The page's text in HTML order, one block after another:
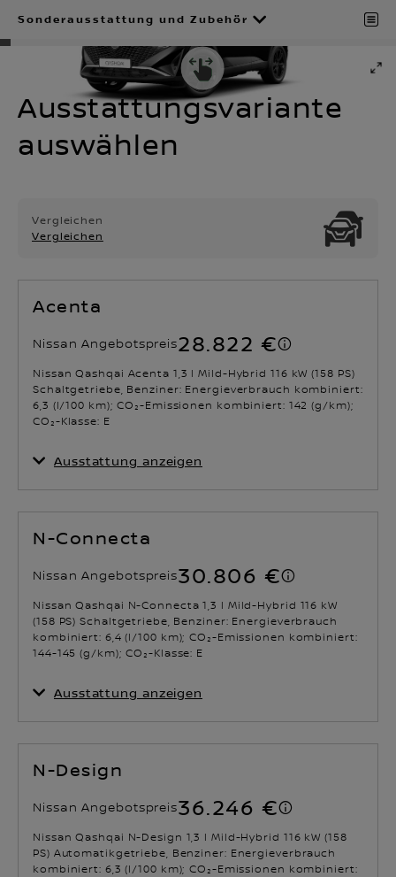
Sonderausstattung und Zubehör
Ausstattungsvariante
auswählen
Vergleichen
Vergleichen
Acenta
Nissan Angebotspreis28.822 €
Nissan Qashqai Acenta 1,3 l Mild-Hybrid 116 kW (158 PS)
Schaltgetriebe, Benziner: Energieverbrauch kombiniert:
6,3 (l/100 km); CO₂-Emissionen kombiniert: 142 (g/km);
CO₂-Klasse: E
Ausstattung anzeigen
N-Connecta
Nissan Angebotspreis30.806 €
Nissan Qashqai N-Connecta 1,3 l Mild-Hybrid 116 kW
(158 PS) Schaltgetriebe, Benziner: Energieverbrauch
kombiniert: 6,4 (l/100 km); CO₂-Emissionen kombiniert:
144-145 (g/km); CO₂-Klasse: E
Ausstattung anzeigen
N-Design
Nissan Angebotspreis36.246 €
Nissan Qashqai N-Design 1,3 l Mild-Hybrid 116 kW (158
PS) Automatikgetriebe, Benziner: Energieverbrauch
kombiniert: 6,3 (l/100 km); CO₂-Emissionen kombiniert: